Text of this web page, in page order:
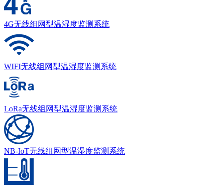
4G无线组网型温湿度监测系统
WIFI无线组网型温湿度监测系统
LoRa无线组网型温湿度监测系统
NB-IoT无线组网型温湿度监测系统